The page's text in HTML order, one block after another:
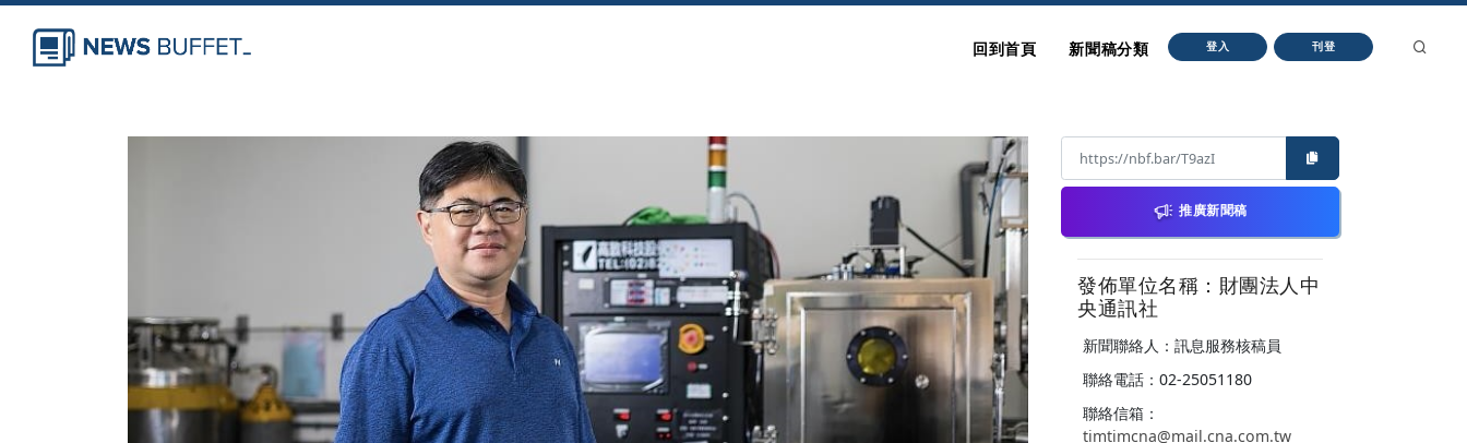
回到首頁 新聞稿分類 登入 刊登
推廣新聞稿
發佈單位名稱：財團法人中
央通訊社
新聞聯絡人：訊息服務核稿員
聯絡電話：02-25051180
聯絡信箱：
timtimcna@mail.cna.com.tw